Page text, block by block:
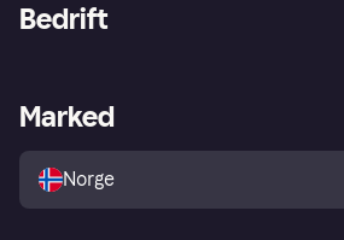
Utforsk butikker
Bedrift
Merchant portal
Marked
Norge